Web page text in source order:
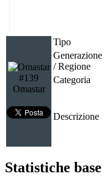
#139
Omastar
Tipo
Generazione
/ Regione
Categoria
Descrizione
Statistiche base